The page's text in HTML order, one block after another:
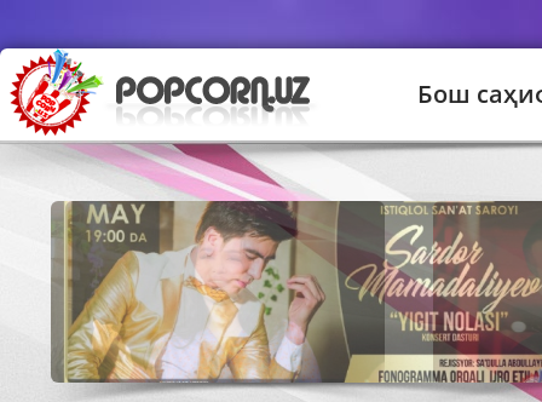
Бош